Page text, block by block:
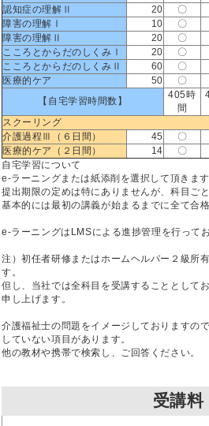
認知症の理解Ⅱ
20 〇
障害の理解Ⅰ
10 〇
障害の理解Ⅱ
20 〇
こころとからだのしくみⅠ
20 〇
こころとからだのしくみⅡ
60 〇
医療的ケア
50 〇
【自宅学習時間数】
405時
間
スクーリング
介護過程Ⅲ（６日間）
45 〇
医療的ケア（２日間）
14 〇
自宅学習について
e-ラーニングまたは紙添削を選択して頂きます
提出期限の定めは特にありませんが、科目ご
基本的には最初の講義が始まるまでに全て合
e-ラーニングはLMSによる進捗管理を行ってお
注）初任者研修またはホームヘルパー２級所
す。
但し、当社では全科目を受講することとして
申し上げます。
介護福祉士の問題をイメージしておりますの
していない項目があります。
他の教材や携帯で検索し、ご回答ください。
受講料